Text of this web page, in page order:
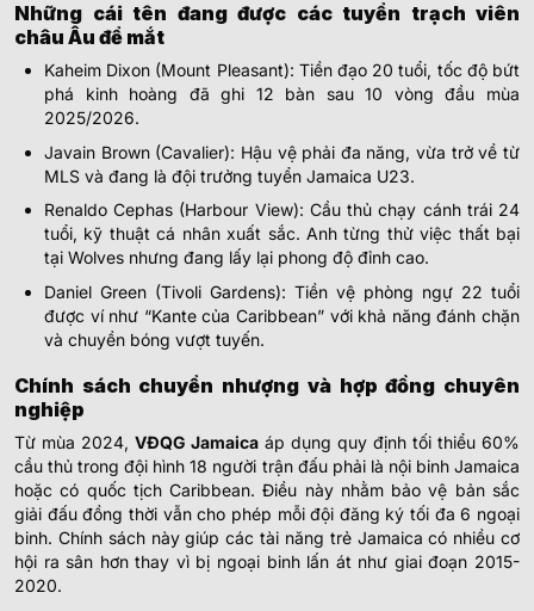
Những cái tên đang được các tuyển trạch viên
châu Âu để mắt
Kaheim Dixon (Mount Pleasant): Tiền đạo 20 tuổi, tốc độ bứt
phá kinh hoàng đã ghi 12 bàn sau 10 vòng đầu mùa
2025/2026.
Javain Brown (Cavalier): Hậu vệ phải đa năng, vừa trở về từ
MLS và đang là đội trưởng tuyển Jamaica U23.
Renaldo Cephas (Harbour View): Cầu thủ chạy cánh trái 24
tuổi, kỹ thuật cá nhân xuất sắc. Anh từng thử việc thất bại
tại Wolves nhưng đang lấy lại phong độ đỉnh cao.
Daniel Green (Tivoli Gardens): Tiền vệ phòng ngự 22 tuổi
được ví như “Kante của Caribbean” với khả năng đánh chặn
và chuyền bóng vượt tuyến.
Chính sách chuyển nhượng và hợp đồng chuyên
nghiệp
Từ mùa 2024, VĐQG Jamaica áp dụng quy định tối thiểu 60%
cầu thủ trong đội hình 18 người trận đấu phải là nội binh Jamaica
hoặc có quốc tịch Caribbean. Điều này nhằm bảo vệ bản sắc
giải đấu đồng thời vẫn cho phép mỗi đội đăng ký tối đa 6 ngoại
binh. Chính sách này giúp các tài năng trẻ Jamaica có nhiều cơ
hội ra sân hơn thay vì bị ngoại binh lấn át như giai đoạn 2015-
2020.